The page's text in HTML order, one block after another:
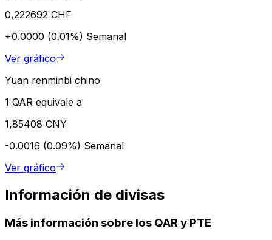
0,222692 CHF
+0.0000 (0.01%) Semanal
Ver gráfico
Yuan renminbi chino
1 QAR equivale a
1,85408 CNY
-0.0016 (0.09%) Semanal
Ver gráfico
Información de divisas
Más información sobre los QAR y PTE